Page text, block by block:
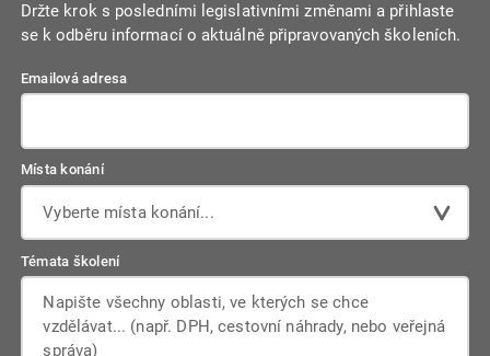
Držte krok s posledními legislativními změnami a přihlaste
se k odběru informací o aktuálně připravovaných školeních.
Emailová adresa
Místa konání
Vyberte místa konání...
Témata školení